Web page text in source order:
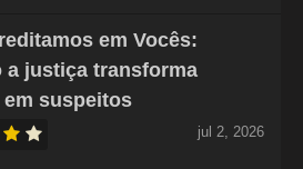
em Vocês:
a justiça transforma
suspeitos
jul 2, 2026